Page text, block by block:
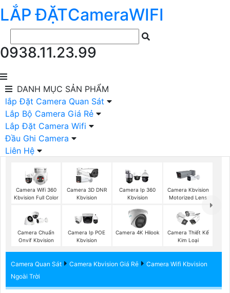
LẮP ĐẶTCameraWIFI
0938.11.23.99
DANH MỤC SẢN PHẨM
lắp Đặt Camera Quan Sát
Lắp Bộ Camera Giá Rẻ
Lắp Đặt Camera Wifi
Đầu Ghi Camera
Liên Hệ
Camera Wifi 360
Kbvision Full Color
Camera 3D DNR
Kbvision
Camera Ip 360
Kbvision
Camera Kbvision
Motorized Lens
Camera Chuẩn
Onvif Kbvision
Camera Ip POE
Kbvision
Camera 4K Hilook
Camera Thiết Kế
Kim Loại
Camera Quan Sát Camera Kbvision Giá Rẻ
Camera Wifi Kbvision
Ngoài Trời